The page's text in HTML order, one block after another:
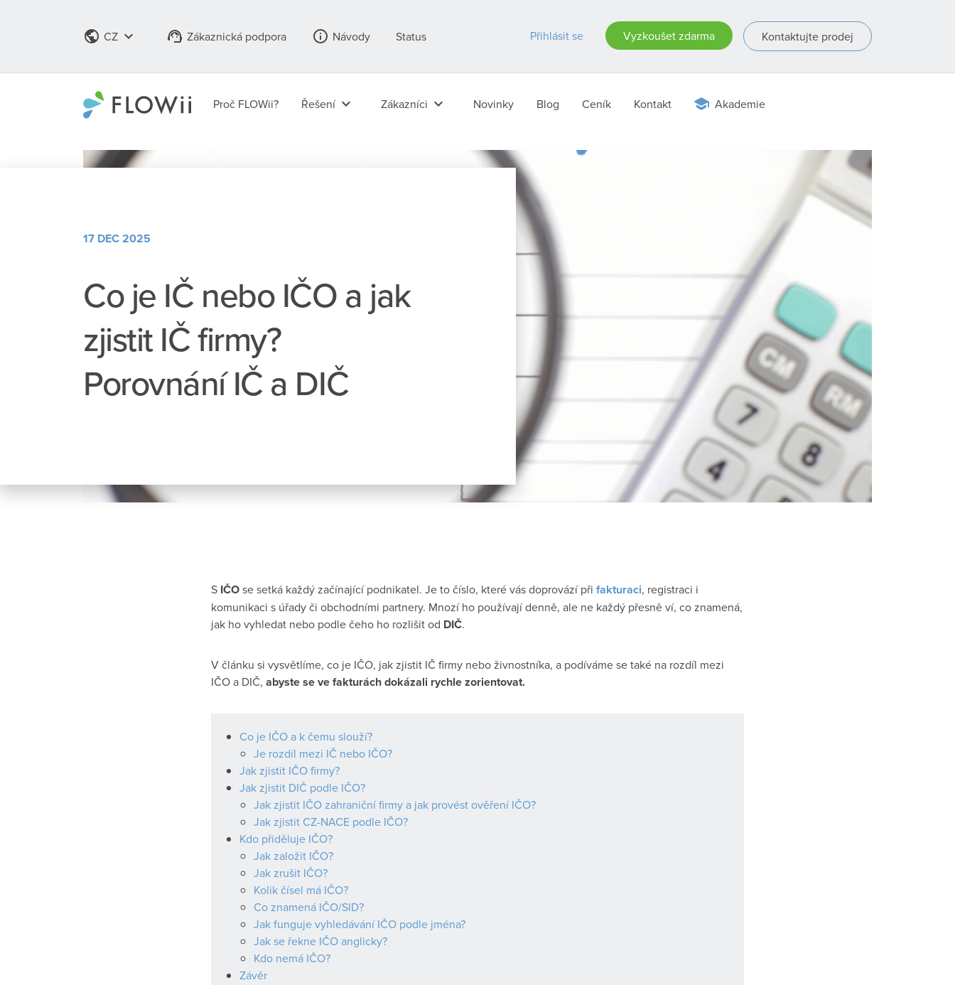
public CZ keyboard_arrow_down support_agent Zákaznická podpora info_outline Návody Status Přihlásit se Vyzkoušet zdarma Kontaktujte prodej
Proč FLOWii? Řešení keyboard_arrow_down Zákazníci keyboard_arrow_down Novinky Blog Ceník Kontakt Akademie
17 DEC 2025
Co je IČ nebo IČO a jak
zjistit IČ firmy?
Porovnání IČ a DIČ
S IČOse setká každý začínající podnikatel. Je to číslo, které vás doprovází při fakturaci, registraci i
komunikaci s úřady či obchodními partnery. Mnozí ho používají denně, ale ne každý přesně ví, co znamená,
jak ho vyhledat nebo podle čeho ho rozlišit od DIČ.
V článku si vysvětlíme, co je IČO, jak zjistit IČ firmy nebo živnostníka, a podíváme se také na rozdíl mezi
IČO a DIČ, abyste se ve fakturách dokázali rychle zorientovat.
Co je IČO a k čemu slouží?
Je rozdíl mezi IČ nebo IČO?
​​Jak zjistit IČO firmy?
Jak zjistit DIČ podle IČO?
Jak zjistit IČO zahraniční firmy a jak provést ověření IČO?
Jak zjistit CZ-NACE podle IČO?
Kdo přiděluje IČO?
Jak založit IČO?
Jak zrušit IČO?
Kolik čísel má IČO?
Co znamená IČO/SID?
Jak funguje vyhledávání IČO podle jména?
Jak se řekne IČO anglicky?
Kdo nemá IČO?
Závěr